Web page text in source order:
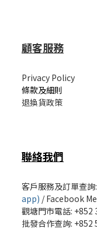
顧客服務
Privacy Policy
條款及細則
退換貨政策
聯絡我們
客戶服務及訂單查詢:
app) /Facebook
觀塘門市電話: +852
批發合作查詢: